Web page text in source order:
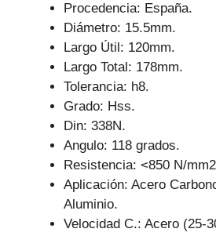
Procedencia: España.
Diámetro: 15.5mm.
Largo Útil: 120mm.
Largo Total: 178mm.
Tolerancia: h8.
Grado: Hss.
Din: 338N.
Angulo: 118 grados.
Resistencia: <850 N/
Aplicación: Acero
Aluminio.
Velocidad C.: Acero (25-